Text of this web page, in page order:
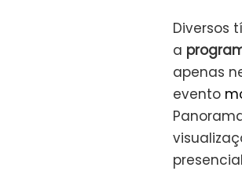
Diversos
a
apenas
evento